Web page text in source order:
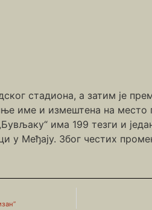
стадиона, а затим је
име и измештена на место
има 199 тезги и
у Међају. Због честих